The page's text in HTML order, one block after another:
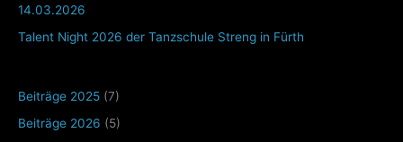
14.03.2026
Talent Night 2026 der Tanzschule Streng in Fürth
Beiträge 2025 (7)
Beiträge 2026 (5)